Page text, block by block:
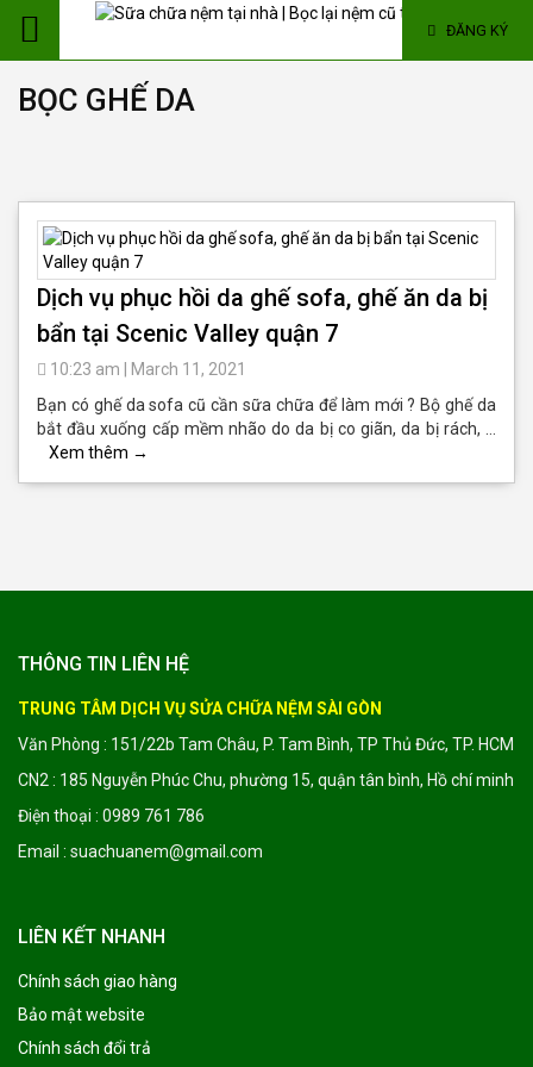
ĐĂNG KÝ
BỌC GHẾ DA
Dịch vụ phục hồi da ghế sofa, ghế ăn da bị
bẩn tại Scenic Valley quận 7
10:23 am
March 11, 2021
Bạn có ghế da sofa cũ cần sữa chữa để làm mới ? Bộ ghế da
bắt đầu xuống cấp mềm nhão do da bị co giãn, da bị rách, …
Xem thêm →
THÔNG TIN LIÊN HỆ
TRUNG TÂM DỊCH VỤ SỬA CHỮA NỆM SÀI GÒN
Văn Phòng : 151/22b Tam Châu, P. Tam Bình, TP Thủ Đức, TP. HCM
CN2 : 185 Nguyễn Phúc Chu, phường 15, quận tân bình, Hồ chí minh
Điện thoại : 0989 761 786
Email : suachuanem@gmail.com
LIÊN KẾT NHANH
Chính sách giao hàng
Bảo mật website
Chính sách đổi trả